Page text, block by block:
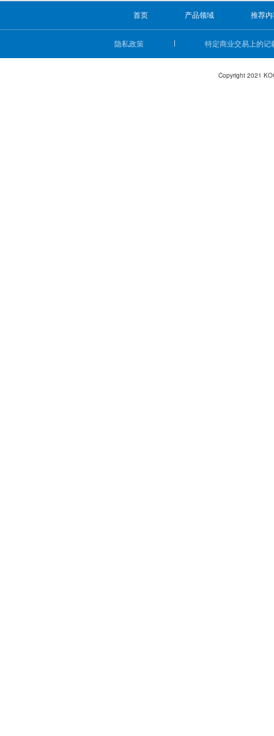
首页 产品领域 推荐
隐私政策 特定商业交易上的记
Copyright 2021